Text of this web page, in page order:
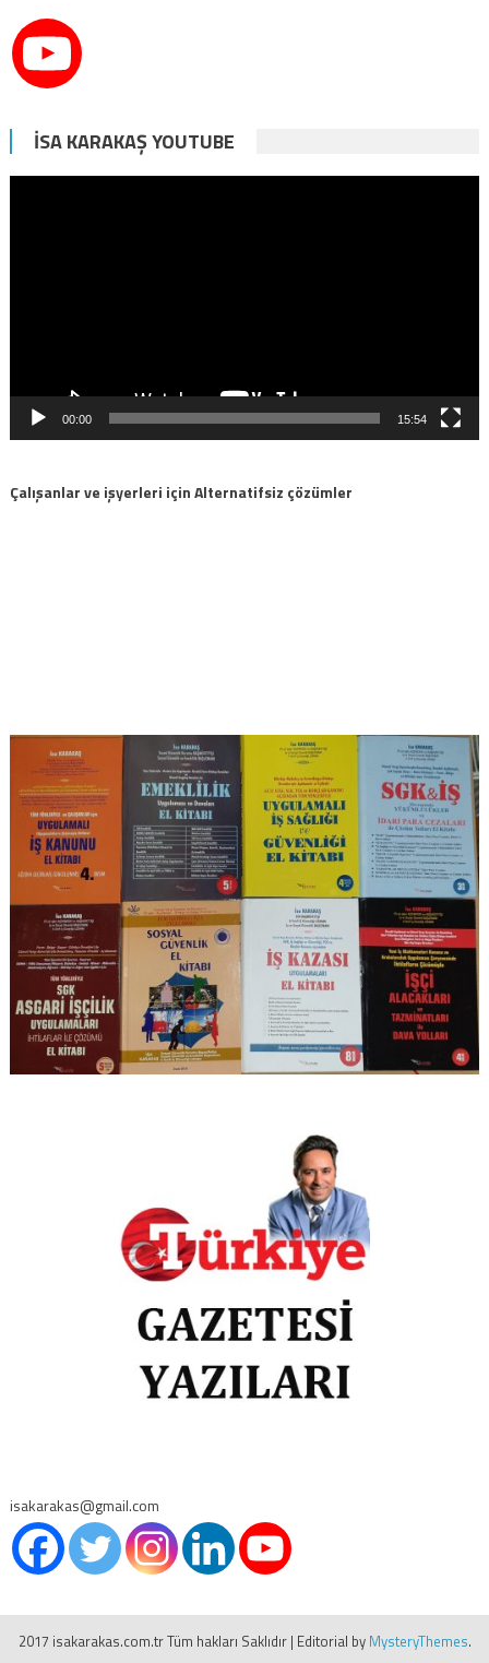
İSA KARAKAŞ YOUTUBE
00:00 15:54
Çalışanlar ve işyerleri için Alternatifsiz çözümler
isakarakas@gmail.com
2017 isakarakas.com.tr Tüm hakları Saklıdır | Editorial by MysteryThemes.